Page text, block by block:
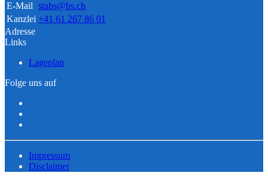
E-Mail stabs@bs.ch
Kanzlei +41 61 267 86 01
Adresse
Links
Lageplan
Folge uns auf
Impressum
Disclaimer